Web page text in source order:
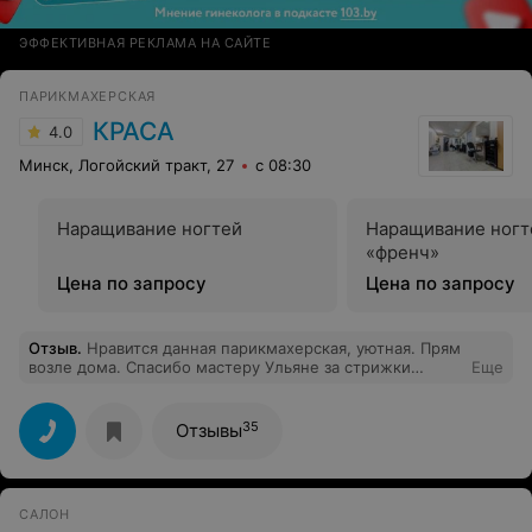
ЭФФЕКТИВНАЯ РЕКЛАМА НА САЙТЕ
ПАРИКМАХЕРСКАЯ
4.0 КРАСА
Минск, Логойский тракт, 27 с 08:30
Наращивание ногтей
Цена по запросу
Наращивание
«френч»
Цена по запросу
Отзыв. Нравится данная парикмахерская, уютная. Прям
возле дома. Спасибо мастеру Ульяне за стрижки
Еще
Отзывы35
САЛОН